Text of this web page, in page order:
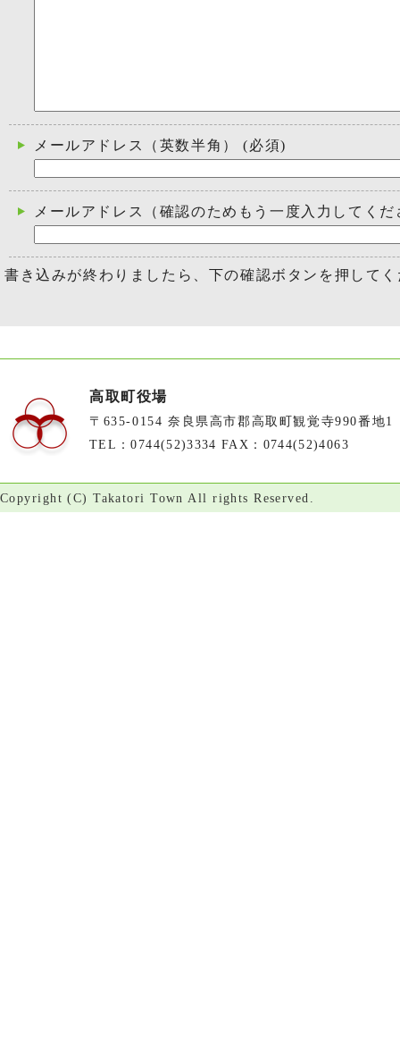
メールアドレス（英数半角） (必須)
メールアドレス（確認のためもう一度入力してくだ
書き込みが終わりましたら、下の確認ボタンを押して
高取町役場
〒635-0154 奈良県高市郡高取町観覚寺990番地1
TEL：0744(52)3334 FAX：0744(52)4063
Copyright (C) Takatori Town All rights Reserved.